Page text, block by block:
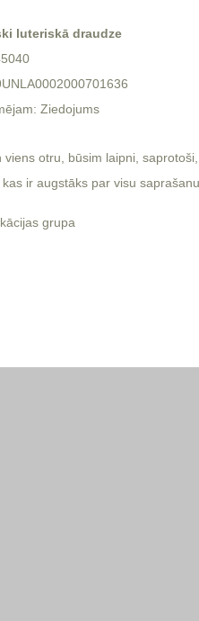
luteriskā draudze
Ziedojums
viens otru, būsim laipni,
kas ir augstāks par visu
grupa